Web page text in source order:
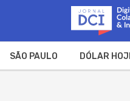
SÃO PAULO DÓLAR